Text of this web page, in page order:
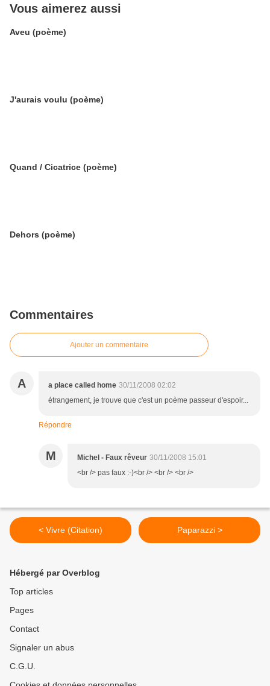
Vous aimerez aussi
Aveu (poème)
J'aurais voulu (poème)
Quand / Cicatrice (poème)
Dehors (poème)
Commentaires
Ajouter un commentaire
A a place called home 30/11/2008 02:02
étrangement, je trouve que c'est un poème passeur d'espoir...
Répondre
M Michel - Faux rêveur 30/11/2008 15:01
<br /> pas faux :-)<br /> <br /> <br />
< Vivre (Citation) Paparazzi >
Hébergé par Overblog
Top articles
Pages
Contact
Signaler un abus
C.G.U.